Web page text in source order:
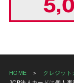
HOME
クレジット